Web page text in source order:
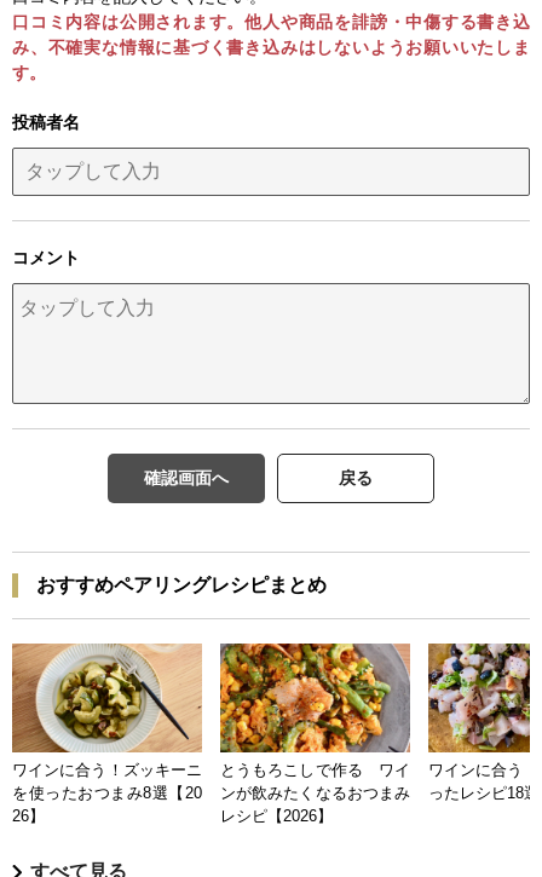
口コミ内容は公開されます。他人や商品を誹謗・中傷する書き込
み、不確実な情報に基づく書き込みはしないようお願いいたしま
す。
投稿者名
コメント
確認画面へ 戻る
おすすめペアリングレシピまとめ
ワインに合う！ズッキーニ
を使ったおつまみ8選【20
26】
とうもろこしで作る ワイ
ンが飲みたくなるおつまみ
レシピ【2026】
ワインに合う
ったレシピ18
すべて見る